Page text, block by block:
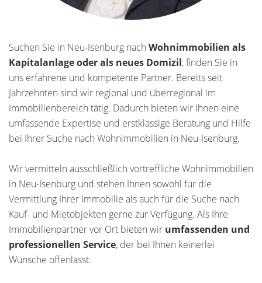
Suchen Sie in Neu-Isenburg nach Wohnimmobilien als
Kapitalanlage oder als neues Domizil, finden Sie in
uns erfahrene und kompetente Partner. Bereits seit
Jahrzehnten sind wir regional und überregional im
Immobilienbereich tätig. Dadurch bieten wir Ihnen eine
umfassende Expertise und erstklassige Beratung und Hilfe
bei Ihrer Suche nach Wohnimmobilien in Neu-Isenburg.
Wir vermitteln ausschließlich vortreffliche Wohnimmobilien
in Neu-Isenburg und stehen Ihnen sowohl für die
Vermittlung Ihrer Immobilie als auch für die Suche nach
Kauf- und Mietobjekten gerne zur Verfügung. Als Ihre
Immobilienpartner vor Ort bieten wir umfassenden und
professionellen Service, der bei Ihnen keinerlei
Wünsche offenlässt.